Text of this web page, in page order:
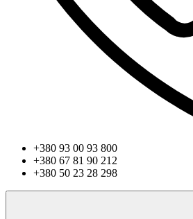
+380 93 00 93 800
+380 67 81 90 212
+380 50 23 28 298